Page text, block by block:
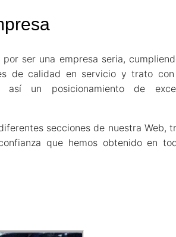
por ser una empresa seria,
de calidad en servicio y trato con
así un posicionamiento de
secciones de nuestra Web,
que hemos obtenido en